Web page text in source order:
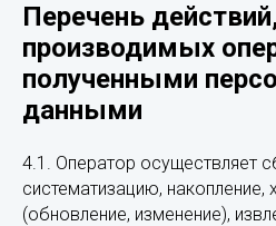
Перечень
производимых
полученными
данными
4.1. Оператор осуществляет
систематизацию, накопление,
(обновление, изменение),